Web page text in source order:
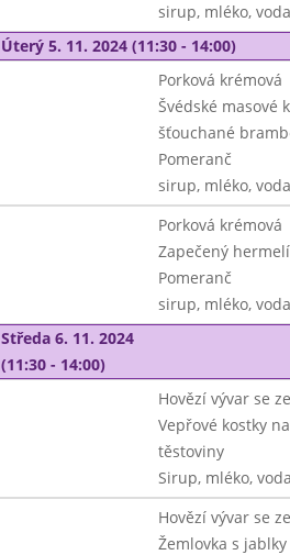
sirup, mléko,
Úterý 5. 11. 2024 (11:30 - 14:00)
Porková krémová
Švédské masové
šťouchané
Pomeranč
sirup, mléko,
Porková krémová
Zapečený
Pomeranč
sirup, mléko,
Středa 6. 11. 2024
(11:30 - 14:00)
Hovězí vývar se
Vepřové kostky
těstoviny
Sirup, mléko,
Hovězí vývar se
Žemlovka s jablky